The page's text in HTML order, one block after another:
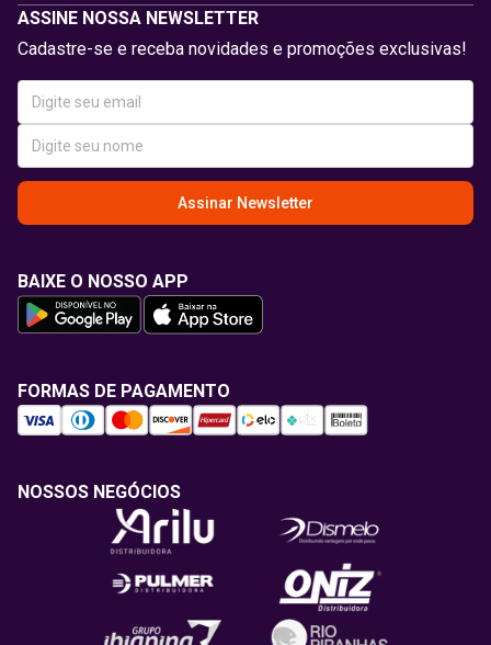
ASSINE NOSSA NEWSLETTER
Cadastre-se e receba novidades e promoções exclusivas!
Assinar Newsletter
BAIXE O NOSSO APP
FORMAS DE PAGAMENTO
NOSSOS NEGÓCIOS